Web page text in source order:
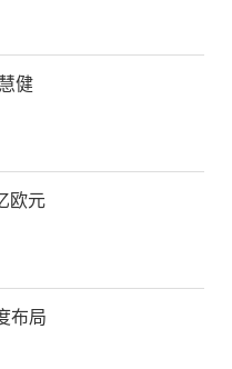
化家电风靡
景化产品已经是
展会的现
的套系化产品，
风潮与AIOT技术
关系。
势，高端家电市
产业发展研究院
健
欧元
布局